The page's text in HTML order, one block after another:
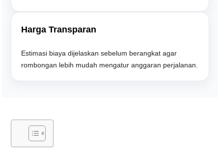
Harga Transparan
Estimasi biaya dijelaskan sebelum berangkat agar
rombongan lebih mudah mengatur anggaran perjalanan.